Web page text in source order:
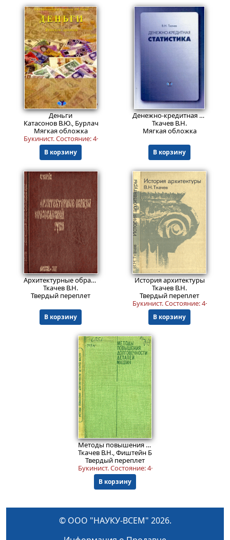
Пред.заказ! 1199₽
Деньги
Катасонов В.Ю., Бурлачков В.К., Ткачев В.Н.
Мягкая обложка
Букинист.Состояние: 4+
В корзину
Пред.заказ!
Денежно-кредитная статистика.
Ткачев В.Н.
Мягкая обложка
В корзину
Пред.заказ!
Архитектурные образы православной Руси
Ткачев В.Н.
Твердый переплет
В корзину
599₽
История архитектуры
Ткачев В.Н.
Твердый переплет
Букинист.Состояние: 4+
В корзину
Пред.заказ!
Методы повышения долговечности деталей машин
Ткачев В.Н., Фиштейн Б.М. и др.
Твердый переплет
Букинист.Состояние: 4+
В корзину
© ООО "НАУКУ-ВСЕМ" 2026.